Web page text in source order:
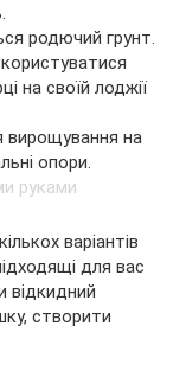
родючий грунт.
на своїй лоджії
вирощування на
опори.
варіантів
для вас
відкидний
створити